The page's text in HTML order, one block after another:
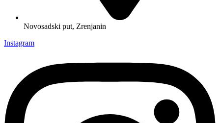
Novosadski put, Zrenjanin
Instagram